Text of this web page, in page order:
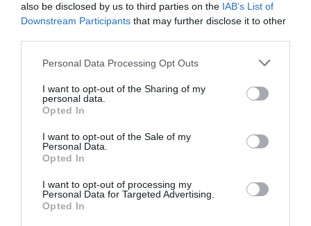
also be disclosed by us to third parties on the IAB’s List of
Downstream Participants that may further disclose it to other
Personal Data Processing Opt Outs
I want to opt-out of the Sharing of my
personal data.
Opted In
I want to opt-out of the Sale of my
Personal Data.
Opted In
I want to opt-out of processing my
Personal Data for Targeted Advertising.
Opted In
0% zákazníkov odporúča produkt
Pre pridanie recenzie sa musíte
prihlásiť